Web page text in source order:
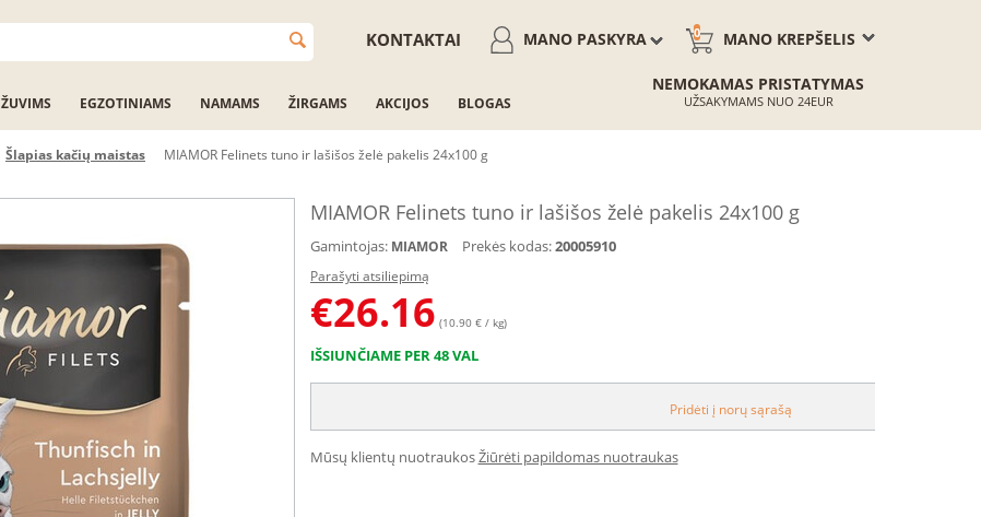
MANO KREPŠELIS
0
MANO PASKYRA
KONTAKTAI
ŽUVIMS EGZOTINIAMS NAMAMS ŽIRGAMS AKCIJOS BLOGAS
NEMOKAMAS PRISTATYMAS
UŽSAKYMAMS NUO 24EUR
Šlapias kačių maistas MIAMOR Felinets tuno ir lašišos želė pakelis 24x100 g
MIAMOR Felinets tuno ir lašišos želė pakelis 24x100 g
Gamintojas: MIAMOR Prekės kodas:20005910
Parašyti atsiliepimą
€26.16 (10.90 € / kg)
IŠSIUNČIAME PER 48 VAL
Pridėti į norų sąrašą
Mūsų klientų nuotraukosŽiūrėti papildomas nuotraukas